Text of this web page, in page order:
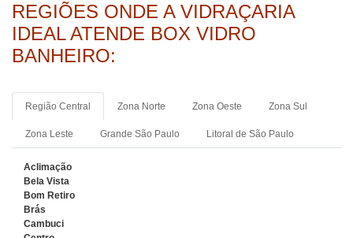
REGIÕES ONDE A VIDRAÇARIA
IDEAL ATENDE BOX VIDRO
BANHEIRO:
Região Central Zona Norte Zona Oeste Zona Sul
Zona Leste Grande São Paulo Litoral de São Paulo
Aclimação
Bela Vista
Bom Retiro
Brás
Cambuci